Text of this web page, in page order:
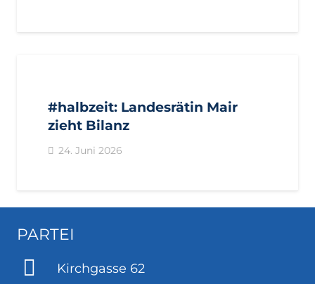
#halbzeit: Landesrätin Mair
zieht Bilanz
24. Juni 2026
PARTEI
Kirchgasse 62